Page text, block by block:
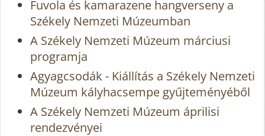
Fuvola és kamarazene hangverseny a
Székely Nemzeti Múzeumban
A Székely Nemzeti Múzeum márciusi
programja
Agyagcsodák - Kiállítás a Székely Nemzeti
Múzeum kályhacsempe gyűjteményéből
A Székely Nemzeti Múzeum áprilisi
rendezvényei